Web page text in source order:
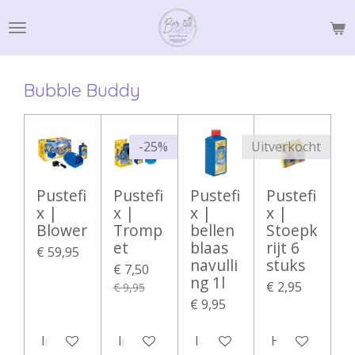
direct
naar
hoofdinhoud
Bubble Buddy
Pustefi
x |
Blower
€ 59,95
In winkelwagen
-25%
Pustefi
x |
Tromp
et
€ 7,50
€ 9,95
In winkelwagen
Pustefi
x |
bellen
blaas
navulli
ng 1l
€ 9,95
In winkelwagen
Uitverkocht
Pustefi
x |
Stoepk
rijt 6
stuks
€ 2,95
Houd mij op